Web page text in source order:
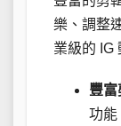
樂、調整
業級的 IG
豐富
功能